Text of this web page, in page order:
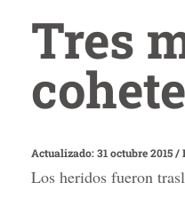
Tres
Actualizado: 31 octubre 2015/
Los heridos fueron